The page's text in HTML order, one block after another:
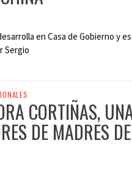
en Casa de Gobierno y
Sergio
CORTIÑAS,
DE MADRES